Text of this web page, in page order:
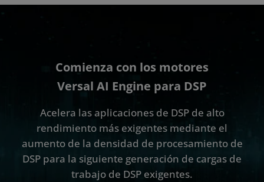
Comienza con los motores
Versal AI Engine para DSP
Acelera las aplicaciones de DSP de alto
rendimiento más exigentes mediante el
aumento de la densidad de procesamiento de
DSP para la siguiente generación de cargas de
trabajo de DSP exigentes.